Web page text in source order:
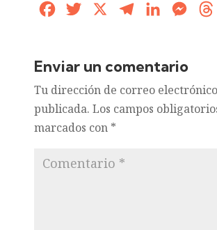
FacebookTwitter TelegramLinkedIn
Enviar un comentario
Tu dirección de correo
publicada. Los campos
marcados con *